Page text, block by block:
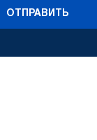
ОТПРАВИТЬ